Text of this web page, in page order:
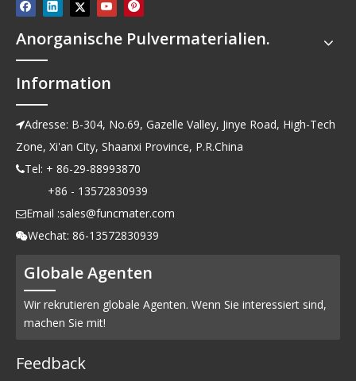
Anorganische Pulvermaterialien.
Information
Adresse: B-304, No.69, Gazelle Valley, Jinye Road, High-Tech
Zone, Xi'an City, Shaanxi Province, P.R.China
Tel: + 86-29-88993870
+86 - 13572830939
Email :sales@funcmater.com
Wechat: 86-13572830939
Globale Agenten
Wir rekrutieren globale Agenten. Wenn Sie interessiert sind,
machen Sie mit!
Feedback